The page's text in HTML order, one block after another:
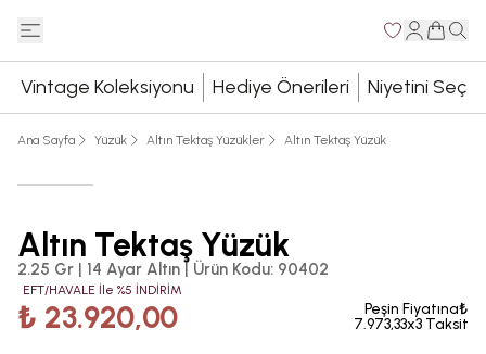
Vintage Koleksiyonu Hediye Önerileri Niyetini Seç
Ana Sayfa Yüzük Altın Tektaş Yüzükler Altın Tektaş Yüzük
Altın Tektaş Yüzük
2.25 Gr | 14 Ayar Altın | Ürün Kodu: 90402
EFT/HAVALE İle %5 İNDİRİM
₺ 23.920,00
Peşin Fiyatına₺
7.973,33x3 Taksit